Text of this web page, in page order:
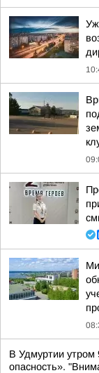
В Удмуртии утром
опасность».